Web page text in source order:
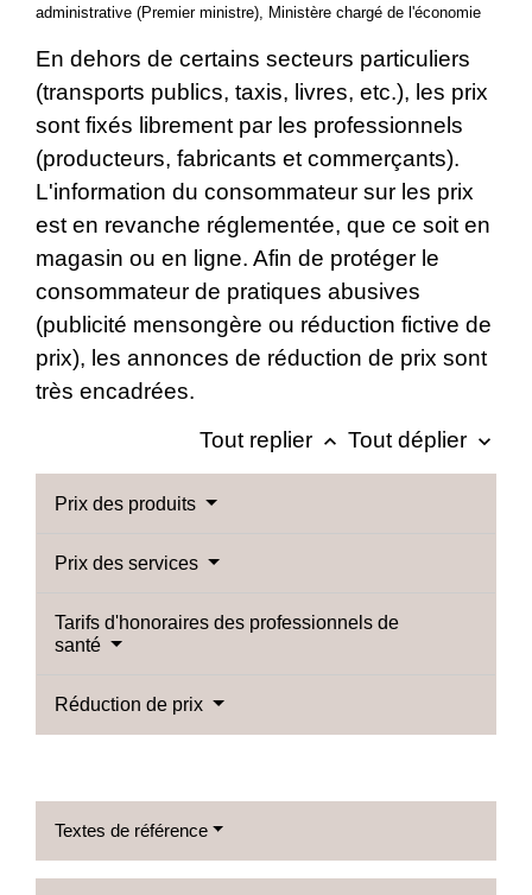
administrative (Premier ministre), Ministère chargé de l'économie
En dehors de certains secteurs particuliers
(transports publics, taxis, livres, etc.), les prix
sont fixés librement par les professionnels
(producteurs, fabricants et commerçants).
L'information du consommateur sur les prix
est en revanche réglementée, que ce soit en
magasin ou en ligne. Afin de protéger le
consommateur de pratiques abusives
(publicité mensongère ou réduction fictive de
prix), les annonces de réduction de prix sont
très encadrées.
Tout replier keyboard_arrow_up Tout déplier keyboard_arrow_down
Prix des produits
Prix des services
Tarifs d'honoraires des professionnels de
santé
Réduction de prix
Textes de référence